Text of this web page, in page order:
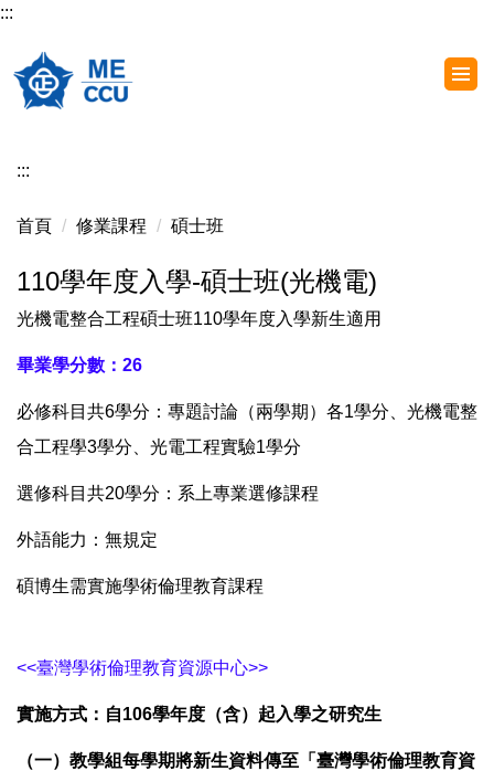
跳
主
要
區
:::
:::
首頁 修業課程 碩士班
110學年度入學-碩士班(光機電)
光機電整合工程碩士班110學年度入學新生適用
畢業學分數：26
必修科目共6學分：專題討論（兩學期）各1學分、光機電整
合工程學3學分、光電工程實驗1學分
選修科目共20學分：系上專業選修課程
外語能力：無規定
碩博生需實施學術倫理教育課程
<<臺灣學術倫理教育資源中心>>
實施方式：自106學年度（含）起入學之研究生
（一）教學組每學期將新生資料傳至「臺灣學術倫理教育資